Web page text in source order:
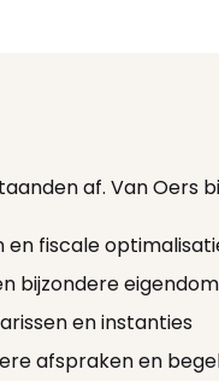
af. Van Oers
en fiscale
bijzondere
en instanties
afspraken en